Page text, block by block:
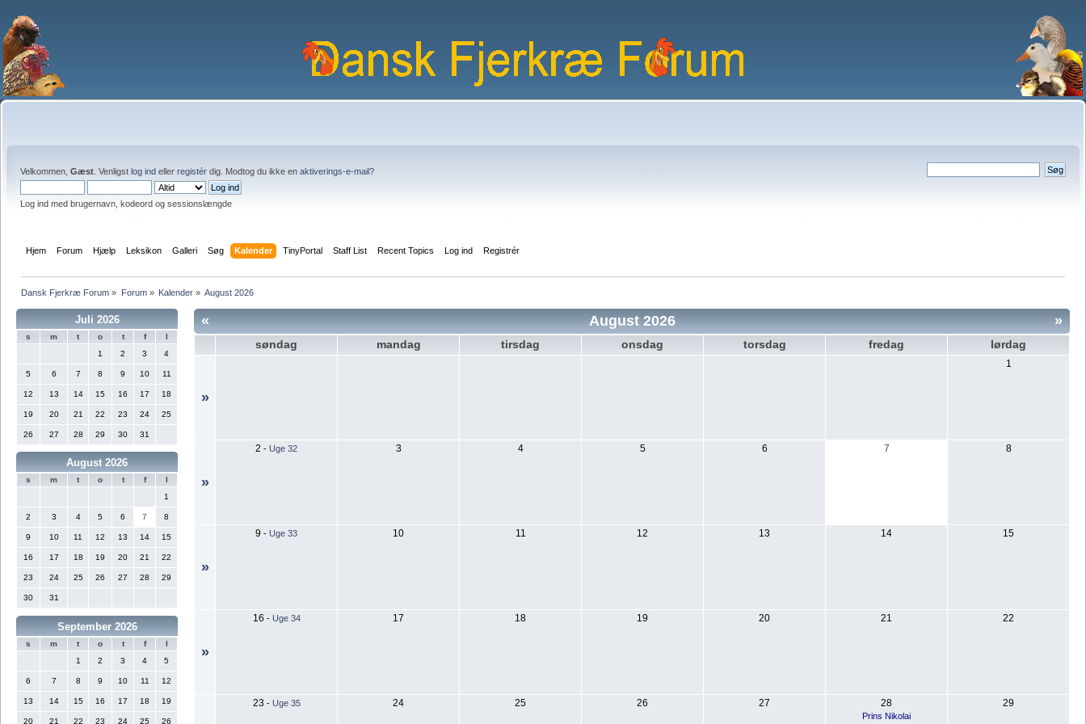
Velkommen, Gæst . Venligst log ind eller registér dig. Modtog du ikke en aktiverings-e-mail?
Log ind med brugernavn, kodeord og sessionslængde
Hjem Forum Hjælp Leksikon Galleri Søg Kalender TinyPortal Staff List Recent Topics Log ind Registrér
Dansk Fjerkræ Forum » Forum» Kalender» August 2026
Juli 2026
s m t o t f
l
1
2 3 4
5 6 7 8 9 10 11
12 13 14 15 16 17 18
19 20 21 22 23 24 25
26 27 28 29 30 31
August 2026
s m t o t f
l
1
2 3 4 5 6 7 8
9 10 11 12 13 14 15
16 17 18 19 20 21 22
23 24 25 26 27 28 29
30 31
September 2026
s m t o t f
l
1
2 3 4 5
6 7 8 9 10 11 12
13 14 15 16 17 18 19
20 21 22 23 24 25 26
« »
August 2026
søndag mandag tirsdag onsdag torsdag fredag lørdag
»
1
»
2 - Uge 32 3 4 5 6 7 8
»
9 - Uge 33 10 11 12 13 14 15
»
16 - Uge 34 17 18 19 20 21 22
23 - Uge 35 24 25 26 27 28
Prins Nikolai
29